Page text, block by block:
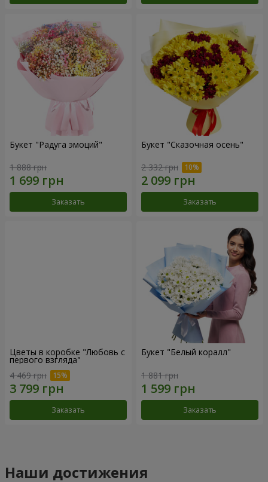
Букет "Радуга эмоций"
1 888 грн
Заказать
Букет "Сказочная осень"
2 332 грн
Заказать
Цветы в коробке "Любовь с
первого взгляда"
4 469 грн
Заказать
Букет "Белый коралл"
1 881 грн
Заказать
Наши достижения